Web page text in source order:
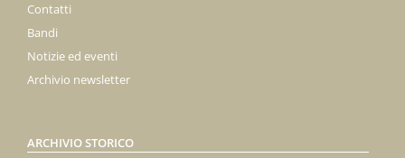
Contatti
Bandi
Notizie ed eventi
Archivio newsletter
ARCHIVIO STORICO